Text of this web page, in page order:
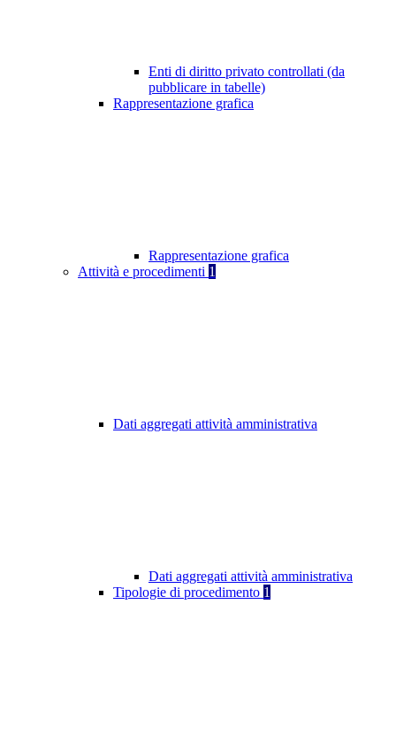
Enti di diritto privato controllati (da
pubblicare in tabelle)
Rappresentazione grafica
Rappresentazione grafica
Attività e procedimenti 1
Dati aggregati attività amministrativa
Dati aggregati attività amministrativa
Tipologie di procedimento 1